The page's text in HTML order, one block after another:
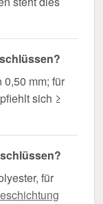
mm; für
sich ≥
für